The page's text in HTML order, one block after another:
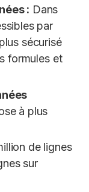
: Dans
par
sécurisé
formules et
à plus
de lignes
sur